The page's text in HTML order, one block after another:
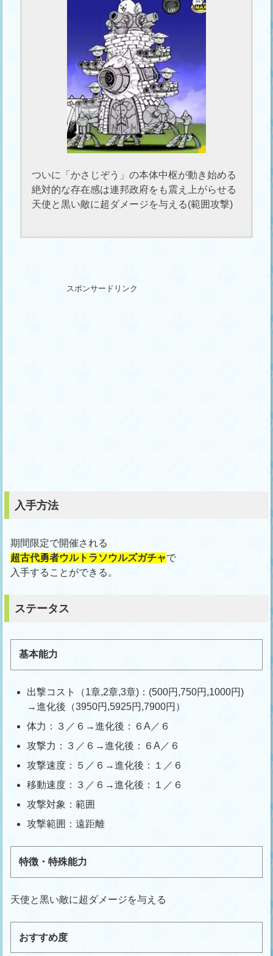
ついに「かさじぞう」の本体中枢が動き始める
絶対的な存在感は連邦政府をも震え上がらせる
天使と黒い敵に超ダメージを与える(範囲攻撃)
スポンサードリンク
入手方法
期間限定で開催される
超古代勇者ウルトラソウルズガチャで
入手することができる。
ステータス
基本能力
出撃コスト（1章,2章,3章)：(500円,750円,1000円)
→進化後（3950円,5925円,7900円）
体力：３／６→進化後：６A／６
攻撃力：３／６→進化後：６A／６
攻撃速度：５／６→進化後：１／６
移動速度：３／６→進化後：１／６
攻撃対象：範囲
攻撃範囲：遠距離
特徴・特殊能力
天使と黒い敵に超ダメージを与える
おすすめ度